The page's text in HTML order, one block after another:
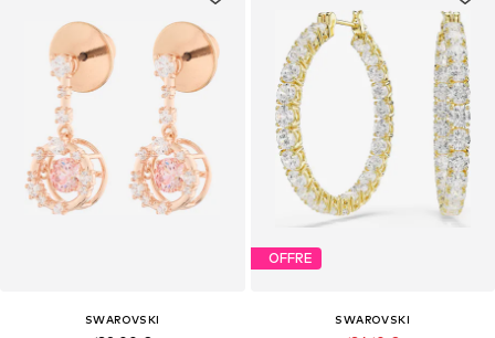
SWAROVSKI
OFFRE
SWAROVSKI